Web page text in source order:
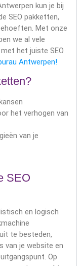
kun je bij
SEO pakketten,
Met onze
we al vele
het juiste SEO
Antwerpen!
het verhogen van
van je
SEO
en logisch
te besteden,
van je website en
Op